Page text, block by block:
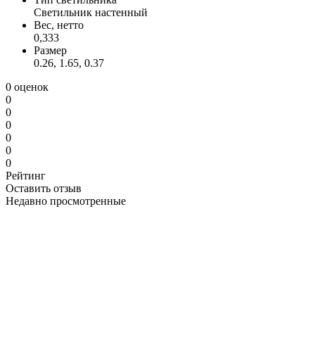
Светильник настенный
Вес, нетто
0,333
Размер
0.26, 1.65, 0.37
0 оценок
0
0
0
0
0
0
Рейтинг
Оставить отзыв
Недавно просмотренные